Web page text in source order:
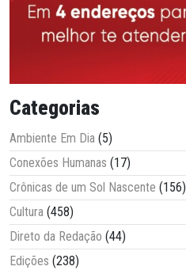
Categorias
Ambiente Em Dia (5)
Conexões Humanas (17)
Crônicas de um Sol Nascente (156)
Cultura (458)
Direto da Redação (44)
Edições (238)